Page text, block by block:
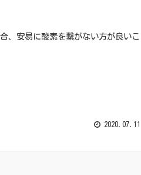
、安易に酸素を繋がない方が良いこ
2020.07.11